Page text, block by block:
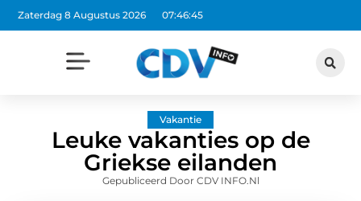
Zaterdag 8 Augustus 2026 07:46:46
Vakantie
Leuke vakanties op de
Griekse eilanden
Gepubliceerd Door CDV INFO.nl